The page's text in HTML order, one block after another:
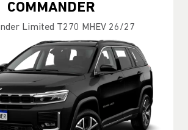
COMMANDER
Limited T270 MHEV 26/27